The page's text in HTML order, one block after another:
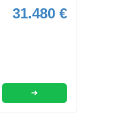
31.480 €
➜